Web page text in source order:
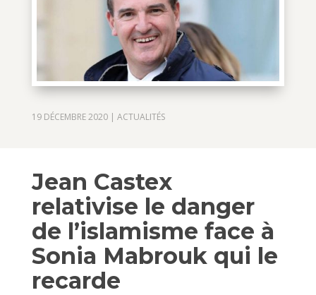
19 DÉCEMBRE 2020| ACTUALITÉS
Jean Castex
relativise le danger
de l’islamisme face à
Sonia Mabrouk qui le
recarde